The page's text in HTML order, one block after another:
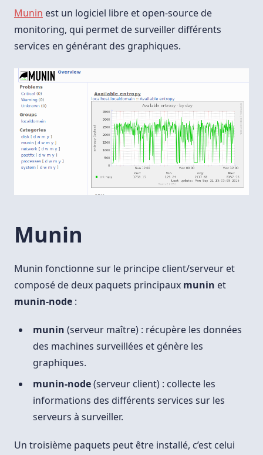
Avec
Nginx
Munin est un logiciel libre et open-source de
monitoring, qui permet de surveiller différents
services en générant des graphiques.
Munin
Munin fonctionne sur le principe client/serveur et
composé de deux paquets principaux munin et
munin-node :
munin (serveur maître) : récupère les données
des machines surveillées et génère les
graphiques.
munin-node(serveur client) : collecte les
informations des différents services sur les
serveurs à surveiller.
Un troisième paquets peut être installé, c’est celui